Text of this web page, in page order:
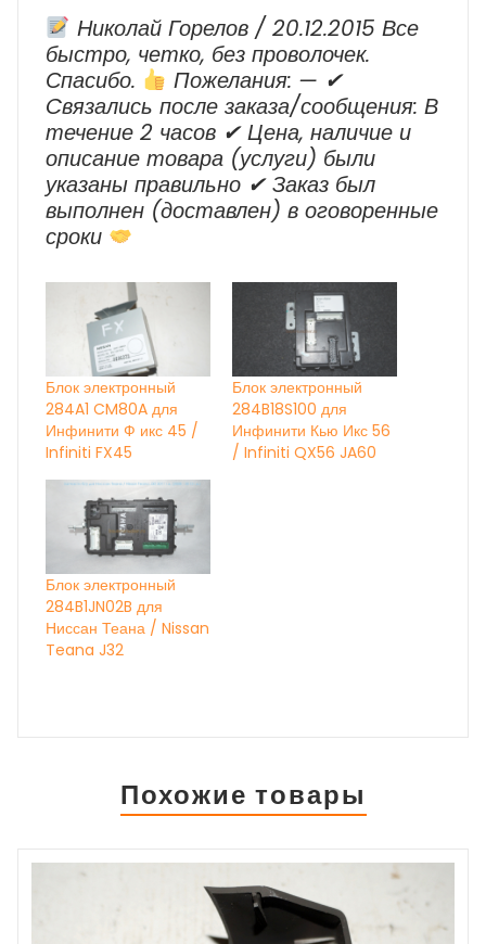
Николай Горелов / 20.12.2015 Все
быстро, четко, без проволочек.
Спасибо.
Пожелания: — ✔
Cвязались после заказа/сообщения: В
течение 2 часов ✔ Цена, наличие и
описание товара (услуги) были
указаны правильно ✔ Заказ был
выполнен (доставлен) в оговоренные
сроки
Блок электронный
284A1 CM80A для
Инфинити Ф икс 45 /
Infiniti FX45
Блок электронный
284B18S100 для
Инфинити Кью Икс 56
/ Infiniti QX56 JA60
Блок электронный
284B1JN02B для
Ниссан Теана / Nissan
Teana J32
Похожие товары